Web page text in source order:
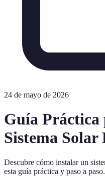
24 de mayo de 2026
Guía
Sistema Solar
Descubre cómo instalar un
esta guía práctica y paso a paso.